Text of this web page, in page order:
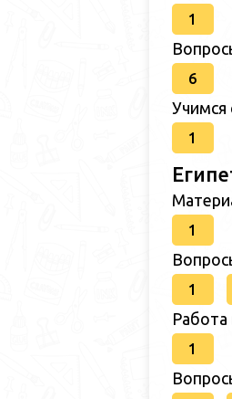
1
6
Учимся
1
1
1
Работа
1